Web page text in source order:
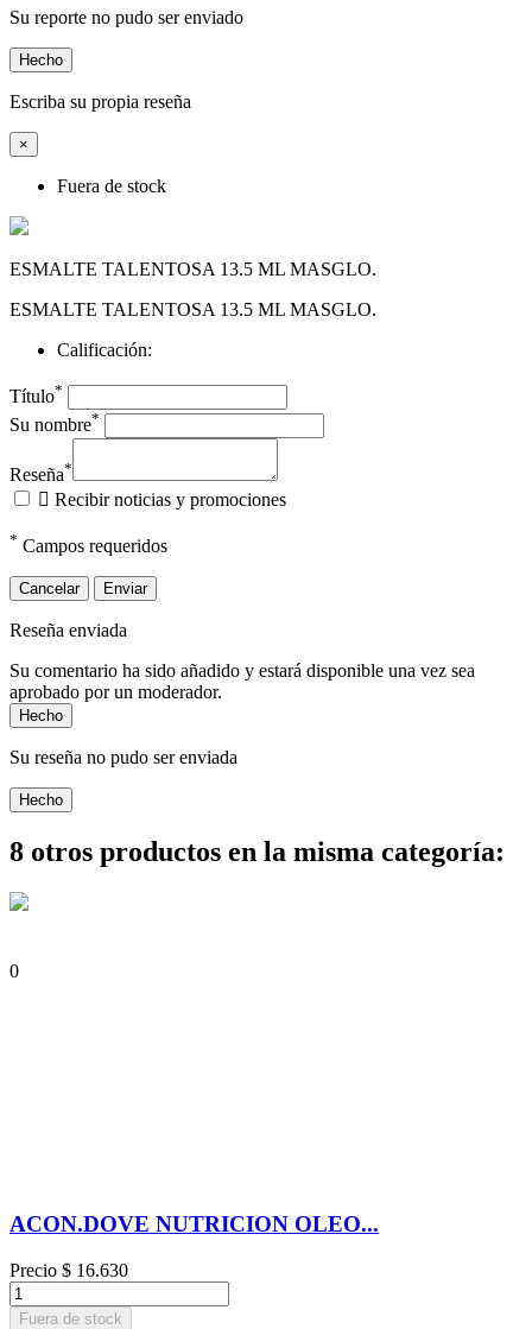
Su reporte no pudo ser enviado
Hecho
Escriba su propia reseña
×
Fuera de stock
ESMALTE TALENTOSA 13.5 ML MASGLO.
ESMALTE TALENTOSA 13.5 ML MASGLO.
Calificación:
Título*
Su nombre*
Reseña*
 Recibir noticias y promociones
* Campos requeridos
Cancelar Enviar
Reseña enviada
Su comentario ha sido añadido y estará disponible una vez sea
aprobado por un moderador.
Hecho
Su reseña no pudo ser enviada
Hecho
8 otros productos en la misma categoría:
0
ACON.DOVE NUTRICION OLEO...
Precio $ 16.630
Fuera de stock